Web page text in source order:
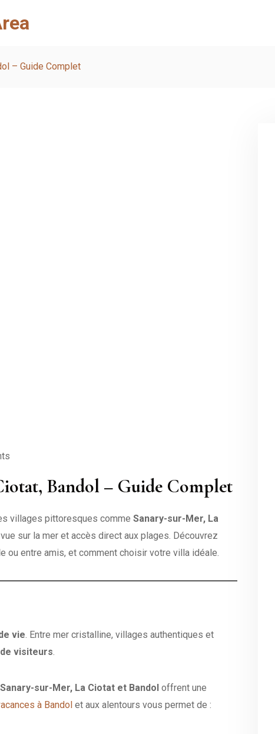
– Guide Complet
Bandol – Guide Complet
villages pittoresques comme Sanary-sur-Mer, La
sur la mer et accès direct aux plages. Découvrez
entre amis, et comment choisir votre villa idéale.
vie . Entre mer cristalline, villages authentiques et
visiteurs
Sanary-sur-Mer, La Ciotat et Bandol offrent une
à Bandol et aux alentours vous permet de :